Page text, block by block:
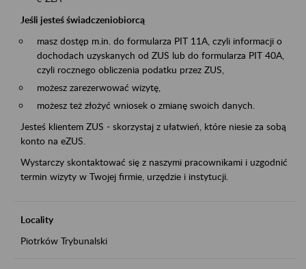
Jeśli jesteś świadczeniobiorcą
masz dostęp m.in. do formularza PIT 11A, czyli informacji o
dochodach uzyskanych od ZUS lub do formularza PIT 40A,
czyli rocznego obliczenia podatku przez ZUS,
możesz zarezerwować wizytę,
możesz też złożyć wniosek o zmianę swoich danych.
Jesteś klientem ZUS - skorzystaj z ułatwień, które niesie za sobą
konto na eZUS.
Wystarczy skontaktować się z naszymi pracownikami i uzgodnić
termin wizyty w Twojej firmie, urzędzie i instytucji.
Locality
Piotrków Trybunalski